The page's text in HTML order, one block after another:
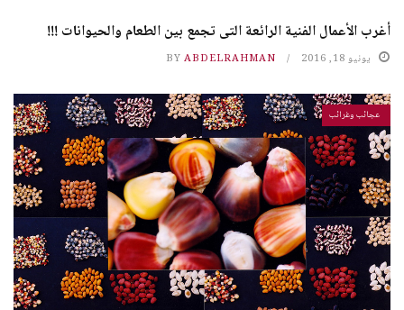
أغرب الأعمال الفنية الرائعة التى تجمع بين الطعام والحيوانات !!!
يونيو 18, 2016 BY ABDELRAHMAN
عجائب وغرائب